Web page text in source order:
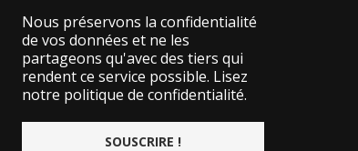
Nous préservons la confidentialité
de vos données et ne les
partageons qu'avec des tiers qui
rendent ce service possible. Lisez
notre politique de confidentialité.